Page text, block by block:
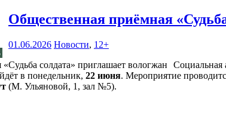
Общественная приёмная
01.06.2026 Новости, 12+
Социальная
в понедельник, 22 июня. Мероприятие
(М. Ульяновой, 1, зал №5).